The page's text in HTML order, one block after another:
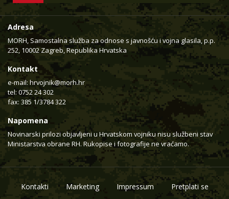
Adresa
MORH, Samostalna služba za odnose s javnošću i vojna glasila, p.p.
252, 10002 Zagreb, Republika Hrvatska
Kontakt
e-mail: hrvojnik@morh.hr
tel: 0752 24 302
fax: 385 1/3784 322
Napomena
Novinarski prilozi objavljeni u Hrvatskom vojniku nisu službeni stav
Ministarstva obrane RH. Rukopise i fotografije ne vraćamo.
Kontakti Marketing Impressum
Pretplati se